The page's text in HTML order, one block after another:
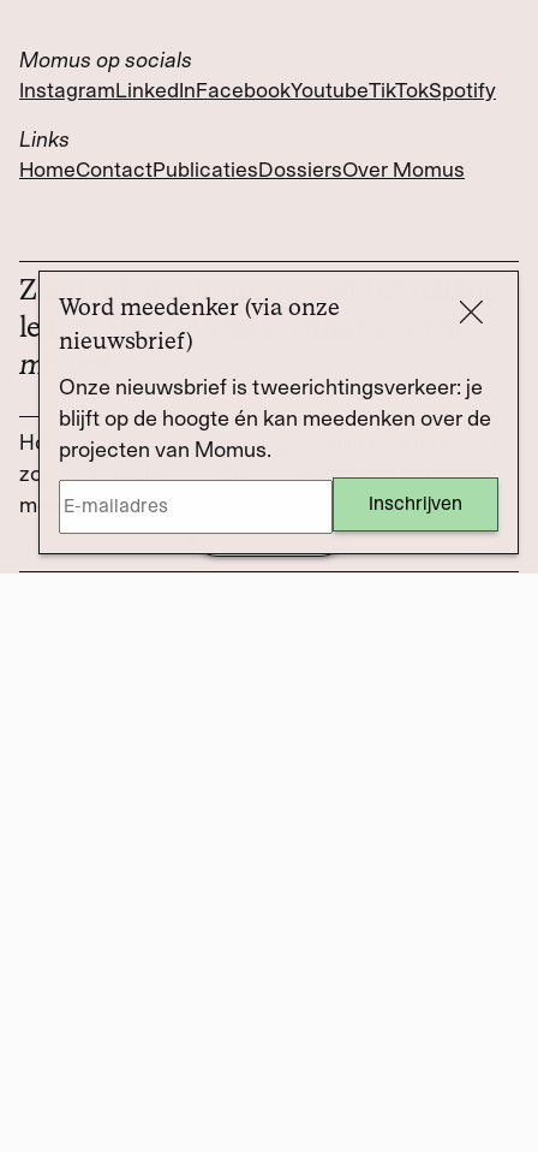
Draag bij
Word meedenker (via onze
nieuwsbrief)
Onze nieuwsbrief is tweerichtingsverkeer: je
blijft op de hoogte én kan meedenken over de
projecten van Momus.
Zonder betaalmuren, mét betrokken
leden.Steun Momus vanaf € 3 per
maand.
Houd onze journalistiek toegankelijk voor iedereen,
zonder betaalmuren. En denk als lid nog actiever
mee over wat Momus doet.
Momus op socials
InstagramLinkedInFacebookYoutubeTikTokSpotify
Links
HomeContactPublicatiesDossiersOver Momus